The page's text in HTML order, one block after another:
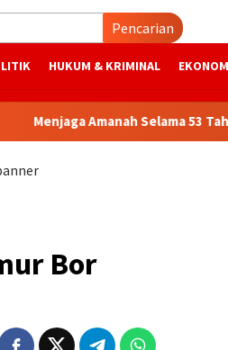
Pencarian
HUKUM & KRIMINAL
Amanah Selama 53 Tahun,
Bor